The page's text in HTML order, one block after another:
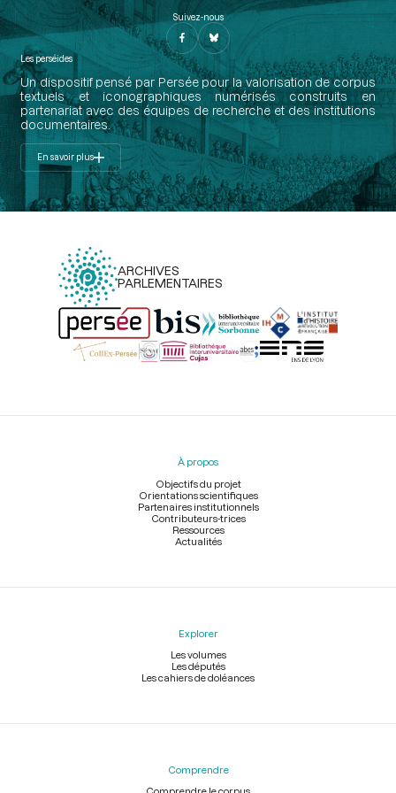
Suivez-nous
Les perséides
Un dispositif pensé par Persée pour la valorisation de corpus
textuels et iconographiques numérisés construits en
partenariat avec des équipes de recherche et des institutions
documentaires.
En savoir plus
ARCHIVES
PARLEMENTAIRES
Menu
À propos
Objectifs du projet
Orientations scientifiques
Partenaires institutionnels
Contributeurs-trices
Ressources
Actualités
Explorer
Les volumes
Les députés
Les cahiers de doléances
Comprendre